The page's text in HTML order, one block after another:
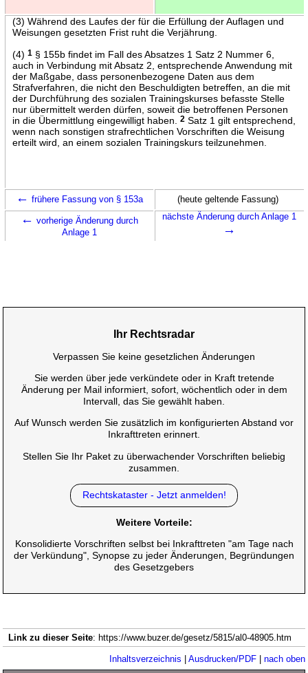
(3) Während des Laufes der für die Erfüllung der Auflagen und
Weisungen gesetzten Frist ruht die Verjährung.
(4) 1§ 155b findet im Fall des Absatzes 1 Satz 2 Nummer 6,
auch in Verbindung mit Absatz 2, entsprechende Anwendung mit
der Maßgabe, dass personenbezogene Daten aus dem
Strafverfahren, die nicht den Beschuldigten betreffen, an die mit
der Durchführung des sozialen Trainingskurses befasste Stelle
nur übermittelt werden dürfen, soweit die betroffenen Personen
in die Übermittlung eingewilligt haben.
2Satz 1 gilt entsprechend,
wenn nach sonstigen strafrechtlichen Vorschriften die Weisung
erteilt wird, an einem sozialen Trainingskurs teilzunehmen.
← frühere Fassung von § 153a (heute geltende Fassung)
← vorherige Änderung durch
Anlage 1
nächste Änderung durch Anlage 1
→
Ihr Rechtsradar
Verpassen Sie keine gesetzlichen Änderungen
Sie werden über jede verkündete oder in Kraft tretende
Änderung per Mail informiert, sofort, wöchentlich oder in dem
Intervall, das Sie gewählt haben.
Auf Wunsch werden Sie zusätzlich im konfigurierten Abstand vor
Inkrafttreten erinnert.
Stellen Sie Ihr Paket zu überwachender Vorschriften beliebig
zusammen.
Rechtskataster - Jetzt anmelden!
Weitere Vorteile:
Konsolidierte Vorschriften selbst bei Inkrafttreten "am Tage nach
der Verkündung", Synopse zu jeder Änderungen, Begründungen
des Gesetzgebers
Link zu dieser Seite: https://www.buzer.de/gesetz/5815/al0-48905.htm
Inhaltsverzeichnis Ausdrucken/PDF| nach oben